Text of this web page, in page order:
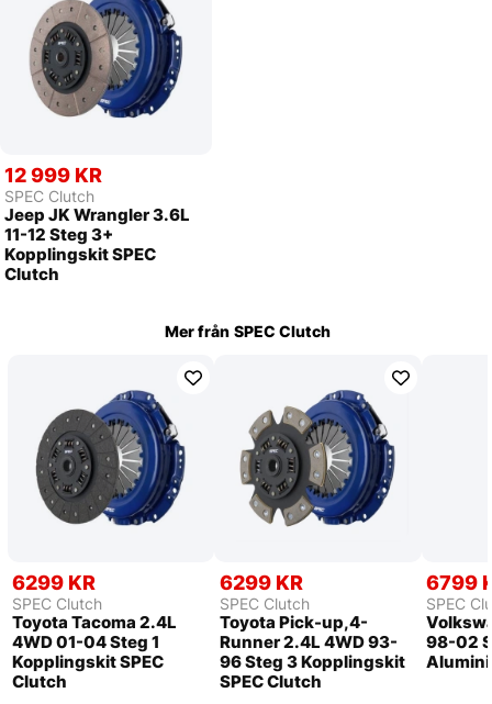
12 999 KR
SPEC Clutch
Jeep JK Wrangler 3.6L
11-12 Steg 3+
Kopplingskit SPEC
Clutch
Mer från SPEC Clutch
6299 KR
SPEC Clutch
Toyota Tacoma 2.4L
4WD 01-04 Steg 1
Kopplingskit SPEC
Clutch
6299 KR
SPEC Clutch
Toyota Pick-up,4-
Runner 2.4L 4WD 93-
96 Steg 3 Kopplingskit
SPEC Clutch
6799
SPEC
98-02